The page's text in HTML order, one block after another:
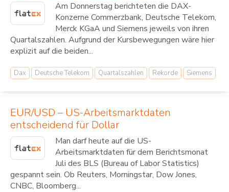
Am Donnerstag berichteten die DAX-
Konzerne Commerzbank, Deutsche Telekom,
Merck KGaA und Siemens jeweils von ihren
Quartalszahlen. Aufgrund der Kursbewegungen wäre hier
explizit auf die beiden...
Dax Deutsche Telekom Quartalszahlen Rekorde Siemens
EUR/USD – US-Arbeitsmarktdaten
entscheidend für Dollar
Man darf heute auf die US-
Arbeitsmarktdaten für dem Berichtsmonat
Juli des BLS (Bureau of Labor Statistics)
gespannt sein. Ob Reuters, Morningstar, Dow Jones,
CNBC, Bloomberg...